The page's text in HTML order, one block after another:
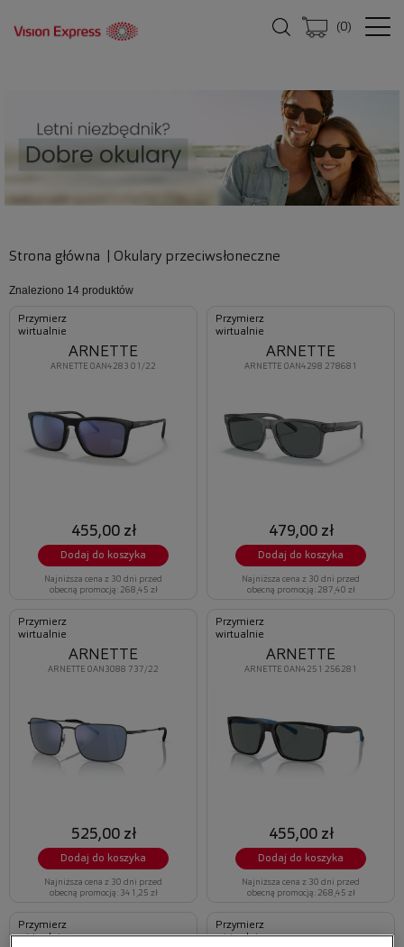
(0)
Strona główna Okulary przeciwsłoneczne
Znaleziono 14 produktów
Przymierz
wirtualnie
ARNETTE 0AN4283 01/22
ARNETTE
455,00 zł
Dodaj do koszyka
Najniższa cena z 30 dni przed
obecną promocją: 268,45 zł
Przymierz
wirtualnie
ARNETTE 0AN4298 278681
ARNETTE
479,00 zł
Dodaj do koszyka
Najniższa cena z 30 dni przed
obecną promocją: 287,40 zł
Przymierz
wirtualnie
ARNETTE 0AN3088 737/22
ARNETTE
525,00 zł
Dodaj do koszyka
Najniższa cena z 30 dni przed
obecną promocją: 341,25 zł
Przymierz
wirtualnie
ARNETTE 0AN4251 256281
ARNETTE
455,00 zł
Dodaj do koszyka
Najniższa cena z 30 dni przed
obecną promocją: 268,45 zł
Przymierz
wirtualnie
Przymierz
wirtualnie